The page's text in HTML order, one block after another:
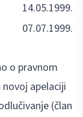
14.05.1999.
07.07.1999.
o pravnom
apelaciji
(član